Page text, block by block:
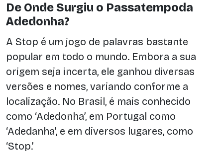
De Onde Surgiu o Passatempoda
Adedonha?
A Stop é um jogo de palavras bastante
popular em todo o mundo. Embora a sua
origem seja incerta, ele ganhou diversas
versões e nomes, variando conforme a
localização. No Brasil, é mais conhecido
como ‘Adedonha’, em Portugal como
‘Adedanha’, e em diversos lugares, como
‘Stop.’